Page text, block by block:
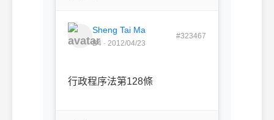
Sheng Tai Ma
B4 · 2012/04/23
#323467
行政程序法第128條